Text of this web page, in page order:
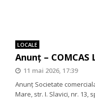
LOCALE
Anunț – COMCAS
11 mai 2026, 17:39
Anunț Societate
Mare, str. I. Slavici, nr.